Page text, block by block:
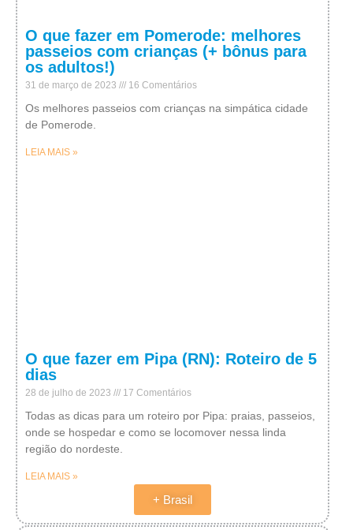
O que fazer em Pomerode: melhores
passeios com crianças (+ bônus para
os adultos!)
31 de março de 2023 16 Comentários
Os melhores passeios com crianças na simpática cidade
de Pomerode.
LEIA MAIS »
O que fazer em Pipa (RN): Roteiro de 5
dias
28 de julho de 2023 17 Comentários
Todas as dicas para um roteiro por Pipa: praias, passeios,
onde se hospedar e como se locomover nessa linda
região do nordeste.
LEIA MAIS »
+ Brasil